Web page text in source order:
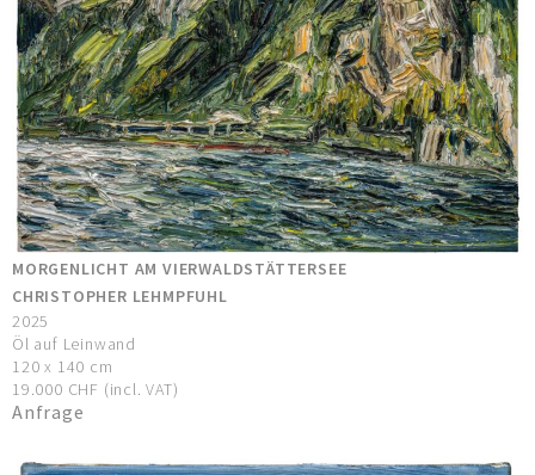
MORGENLICHT AM VIERWALDSTÄTTERSEE
CHRISTOPHER LEHMPFUHL
2025
Öl auf Leinwand
120 x 140 cm
19.000 CHF (incl. VAT)
Anfrage